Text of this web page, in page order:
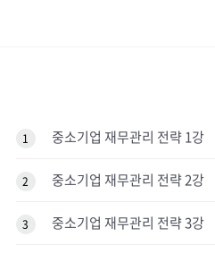
1 중소기업 재무관리 전략 1강
2 중소기업 재무관리 전략 2강
3 중소기업 재무관리 전략 3강